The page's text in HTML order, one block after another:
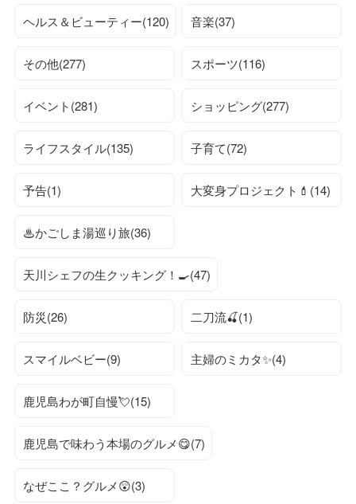
ヘルス＆ビューティー(120) 音楽(37)
その他(277) スポーツ(116)
イベント(281) ショッピング(277)
ライフスタイル(135) 子育て(72)
予告(1) 大変身プロジェクト💄(14)
♨かごしま湯巡り旅(36)
天川シェフの生クッキング！🍳(47)
防災(26) 二刀流🍒(1)
スマイルベビー(9) 主婦のミカタ✨(4)
鹿児島わが町自慢💘(15)
鹿児島で味わう本場のグルメ😋(7)
なぜここ？グルメ😲(3)